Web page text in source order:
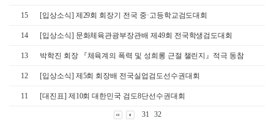
15 [입상소식] 제29회 회장기 전국 중·고등학교검도대회
14 [입상소식] 문화체육관광부장관배 제49회 전국학생검도대회
13 박학진 회장 『체육계의 폭력 및 성희롱 근절 챌린지』적극 동참
12 [입상소식] 제5회 회장배 전국실업검도선수권대회
11 [대진표] 제10회 대한민국 검도8단선수권대회
31 32